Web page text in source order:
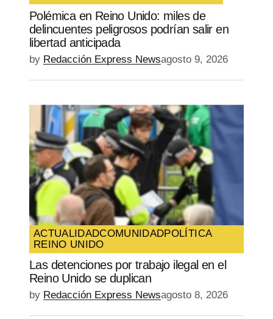
Polémica en Reino Unido: miles de
delincuentes peligrosos podrían salir en
libertad anticipada
by Redacción Express Newsagosto 9, 2026
ACTUALIDADCOMUNIDADPOLÍTICA
REINO UNIDO
Las detenciones por trabajo ilegal en el
Reino Unido se duplican
by Redacción Express Newsagosto 8, 2026